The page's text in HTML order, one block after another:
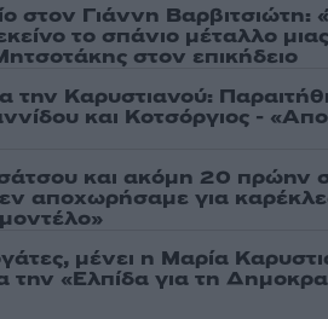
στον Γιάννη Βαρβιτσιώτη:
το σπάνιο μέταλλο
στον επικήδειο
την Καρυστιανού:
και Κοτσόργιος -
και ακόμη 20 πρώην
αποχωρήσαμε για
μένει η Μαρία
την «Ελπίδα για τη